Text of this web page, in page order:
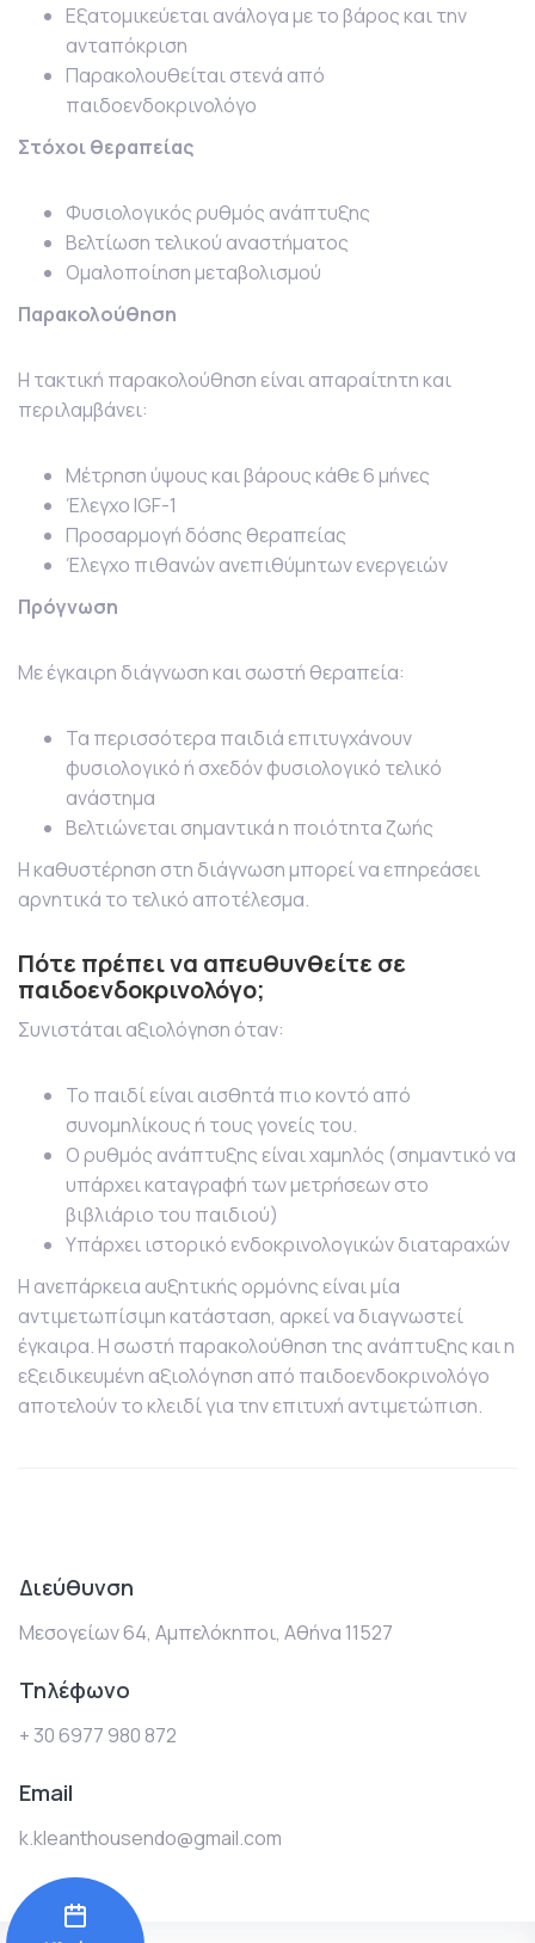
Εξατομικεύεται ανάλογα με το βάρος και την
ανταπόκριση
Παρακολουθείται στενά από
παιδοενδοκρινολόγο
Στόχοι θεραπείας
Φυσιολογικός ρυθμός ανάπτυξης
Βελτίωση τελικού αναστήματος
Ομαλοποίηση μεταβολισμού
Παρακολούθηση
Η τακτική παρακολούθηση είναι απαραίτητη και
περιλαμβάνει:
Μέτρηση ύψους και βάρους κάθε 6 μήνες
Έλεγχο IGF-1
Προσαρμογή δόσης θεραπείας
Έλεγχο πιθανών ανεπιθύμητων ενεργειών
Πρόγνωση
Με έγκαιρη διάγνωση και σωστή θεραπεία:
Τα περισσότερα παιδιά επιτυγχάνουν
φυσιολογικό ή σχεδόν φυσιολογικό τελικό
ανάστημα
Βελτιώνεται σημαντικά η ποιότητα ζωής
Η καθυστέρηση στη διάγνωση μπορεί να επηρεάσει
αρνητικά το τελικό αποτέλεσμα.
Πότε πρέπει να απευθυνθείτε σε
παιδοενδοκρινολόγο;
Συνιστάται αξιολόγηση όταν:
Το παιδί είναι αισθητά πιο κοντό από
συνομηλίκους ή τους γονείς του.
Ο ρυθμός ανάπτυξης είναι χαμηλός (σημαντικό να
υπάρχει καταγραφή των μετρήσεων στο
βιβλιάριο του παιδιού)
Υπάρχει ιστορικό ενδοκρινολογικών διαταραχών
Η ανεπάρκεια αυξητικής ορμόνης είναι μία
αντιμετωπίσιμη κατάσταση, αρκεί να διαγνωστεί
έγκαιρα. Η σωστή παρακολούθηση της ανάπτυξης και η
εξειδικευμένη αξιολόγηση από παιδοενδοκρινολόγο
αποτελούν το κλειδί για την επιτυχή αντιμετώπιση.
Διεύθυνση
Μεσογείων 64, Αμπελόκηποι, Αθήνα 11527
Τηλέφωνο
+ 30 6977 980 872
Email
k.kleanthousendo@gmail.com